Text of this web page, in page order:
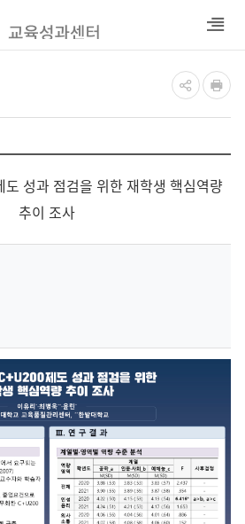
도 성과 점검을 위한 재학생 핵심역량
추이 조사